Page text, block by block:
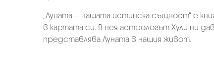
„Луната – нашата истинска същност“ е
в картата си. В нея астрологът Хули ни
представлява Луната в нашия живот.